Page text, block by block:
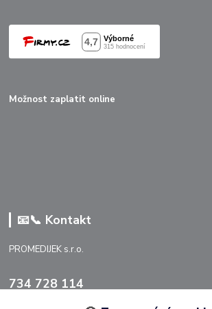
Možnost zaplatit online
📧📞 Kontakt
PROMEDIJEK s.r.o.
734 728 114